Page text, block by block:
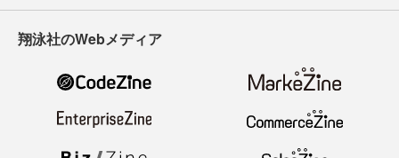
翔泳社のWebメディア